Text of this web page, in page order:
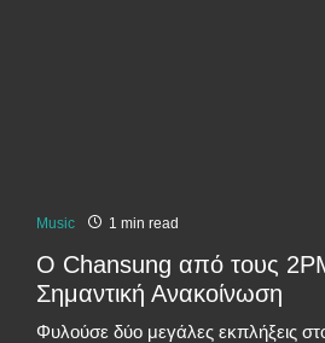
Music 1 min read
O Chansung από τους
Σημαντική Ανακοίνωση
Φυλούσε δύο μεγάλες εκπλήξεις